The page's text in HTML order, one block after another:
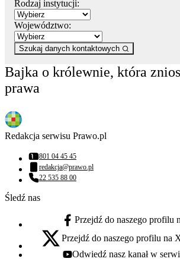
Rodzaj instytucji:
Województwo:
Szukaj danych kontaktowych
Bajka o królewnie, która
prawa
Redakcja serwisu Prawo.pl
Numer telefonu:
801 04 45 45
Adres email:
redakcja@prawo.pl
Numer telefonu:
22 535 88 00
Śledź nas
facebook - otwiera się w nowej karcie
Przejdź do naszego profilu
x - otwiera się w nowej karcie
Przejdź do naszego profilu na
youtube - otwiera się w nowej karcie
Odwiedź nasz kanał w